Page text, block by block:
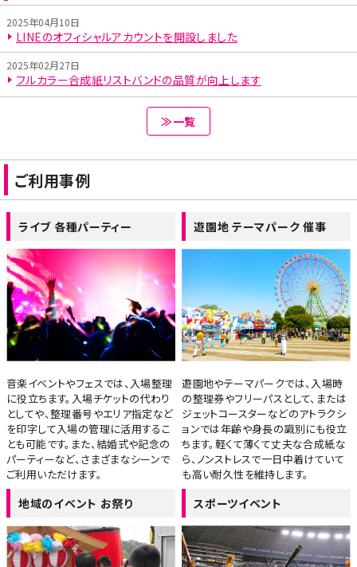
2025年04月10日
LINEのオフィシャルアカウントを開設しました
2025年02月27日
フルカラー合成紙リストバンドの品質が向上します
≫一覧
ご利用事例
ライブ 各種パーティー
音楽イベントやフェスでは、入場整理
に役立ちます。入場チケットの代わり
としてや、整理番号やエリア指定など
を印字して入場の管理に活用するこ
とも可能です。また、結婚式や記念の
パーティーなど、さまざまなシーンで
ご利用いただけます。
遊園地 テーマパーク 催事
遊園地やテーマパークでは、入場時
の整理券やフリーパスとして、または
ジェットコースターなどのアトラクシ
ョンでは年齢や身長の識別にも役立
ちます。軽くて薄くて丈夫な合成紙な
ら、ノンストレスで一日中着けていて
も高い耐久性を維持します。
地域のイベント お祭り スポーツイベント